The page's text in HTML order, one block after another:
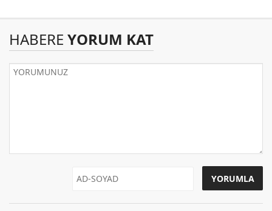
HABERE YORUM KAT